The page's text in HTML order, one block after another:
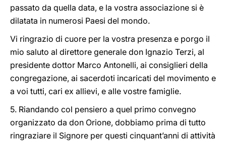
passato da quella data, e la vostra associazione si è
dilatata in numerosi Paesi del mondo.
Vi ringrazio di cuore per la vostra presenza e porgo il
mio saluto al direttore generale don Ignazio Terzi, al
presidente dottor Marco Antonelli, ai consiglieri della
congregazione, ai sacerdoti incaricati del movimento e
a voi tutti, cari ex allievi, e alle vostre famiglie.
5. Riandando col pensiero a quel primo convegno
organizzato da don Orione, dobbiamo prima di tutto
ringraziare il Signore per questi cinquant’anni di attività